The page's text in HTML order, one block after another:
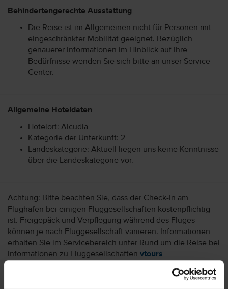
Behindertengerechte Ausstattung
Die Reise ist im Allgemeinen nicht für Personen mit
eingeschränkter Mobilität geeignet. Bezüglich
genauerer Informationen im Hinblick auf Ihre
Bedürfnisse wenden Sie sich bitte an unser Service-
Center.
Allgemeine Hoteldaten
Hotelort: Alcudia
Kategorie der Unterkunft: 2
Landeskategorie: Aktuell liegen uns keine Kenntnisse
über die Landeskategorie vor.
Achtung: Bitte beachten Sie, dass der Check-In am
Flughafen bei einigen Fluggesellschaften kostenpflichtig
ist. Freigepäck und Verpflegung während des Fluges
können je nach Fluggesellschaft variieren. Informationen
erhalten Sie im Servicebereich unter Rund um die Reise bei
Informationen zu Fluggesellschaften vtours
Wir möchten Sie darauf aufmerksam machen, dass Sie am